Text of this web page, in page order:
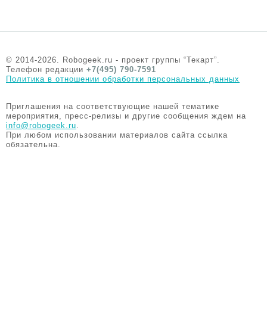
© 2014-2026. Robogeek.ru - проект группы “Текарт”.
Телефон редакции +7(495) 790-7591
Политика в отношении обработки персональных данных
Приглашения на соответствующие нашей тематике
мероприятия, пресс-релизы и другие сообщения ждем на
info@robogeek.ru.
При любом использовании материалов сайта ссылка
обязательна.